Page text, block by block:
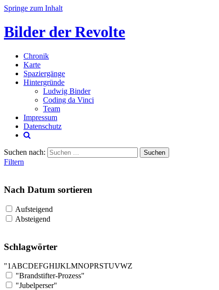
Springe zum Inhalt
Bilder der Revolte
Chronik
Karte
Spaziergänge
Hintergründe
Ludwig Binder
Coding da Vinci
Team
Impressum
Datenschutz
Suchen nach:
Filtern
Nach Datum sortieren
Aufsteigend
Absteigend
Schlagwörter
"1 ABCDEFGHIJKLMNOPRSTUVWZ
"Brandstifter-Prozess"
"Jubelperser"